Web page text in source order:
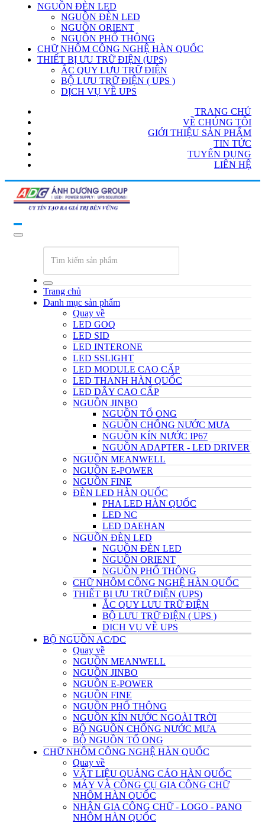
NGUỒN ĐÈN LED
NGUỒN ĐÈN LED
NGUỒN ORIENT
NGUỒN PHỔ THÔNG
CHỮ NHÔM CÔNG NGHỆ HÀN QUỐC
THIẾT BỊ ƯU TRỮ ĐIỆN (UPS)
ẮC QUY LƯU TRỮ ĐIỆN
BỘ LƯU TRỮ ĐIỆN ( UPS )
DỊCH VỤ VỀ UPS
TRANG CHỦ
VỀ CHÚNG TÔI
GIỚI THIỆU SẢN PHẨM
TIN TỨC
TUYỂN DỤNG
LIÊN HỆ
Trang chủ
Danh mục sản phẩm
Quay về
LED GOQ
LED SID
LED INTERONE
LED SSLIGHT
LED MODULE CAO CẤP
LED THANH HÀN QUỐC
LED DÂY CAO CẤP
NGUỒN JINBO
NGUỒN TỔ ONG
NGUỒN CHỐNG NƯỚC MƯA
NGUỒN KÍN NƯỚC IP67
NGUỒN ADAPTER - LED DRIVER
NGUỒN MEANWELL
NGUỒN E-POWER
NGUỒN FINE
ĐÈN LED HÀN QUỐC
PHA LED HÀN QUỐC
LED NC
LED DAEHAN
NGUỒN ĐÈN LED
NGUỒN ĐÈN LED
NGUỒN ORIENT
NGUỒN PHỔ THÔNG
CHỮ NHÔM CÔNG NGHỆ HÀN QUỐC
THIẾT BỊ ƯU TRỮ ĐIỆN (UPS)
ẮC QUY LƯU TRỮ ĐIỆN
BỘ LƯU TRỮ ĐIỆN ( UPS )
DỊCH VỤ VỀ UPS
BỘ NGUỒN AC/DC
Quay về
NGUỒN MEANWELL
NGUỒN JINBO
NGUỒN E-POWER
NGUỒN FINE
NGUỒN PHỔ THÔNG
NGUỒN KÍN NƯỚC NGOÀI TRỜI
BỘ NGUỒN CHỐNG NƯỚC MƯA
BỘ NGUỒN TỔ ONG
CHỮ NHÔM CÔNG NGHỆ HÀN QUỐC
Quay về
VẬT LIỆU QUẢNG CÁO HÀN QUỐC
MÁY VÀ CÔNG CỤ GIA CÔNG CHỮ
NHÔM HÀN QUỐC
NHẬN GIA CÔNG CHỮ - LOGO - PANO
NHÔM HÀN QUỐC